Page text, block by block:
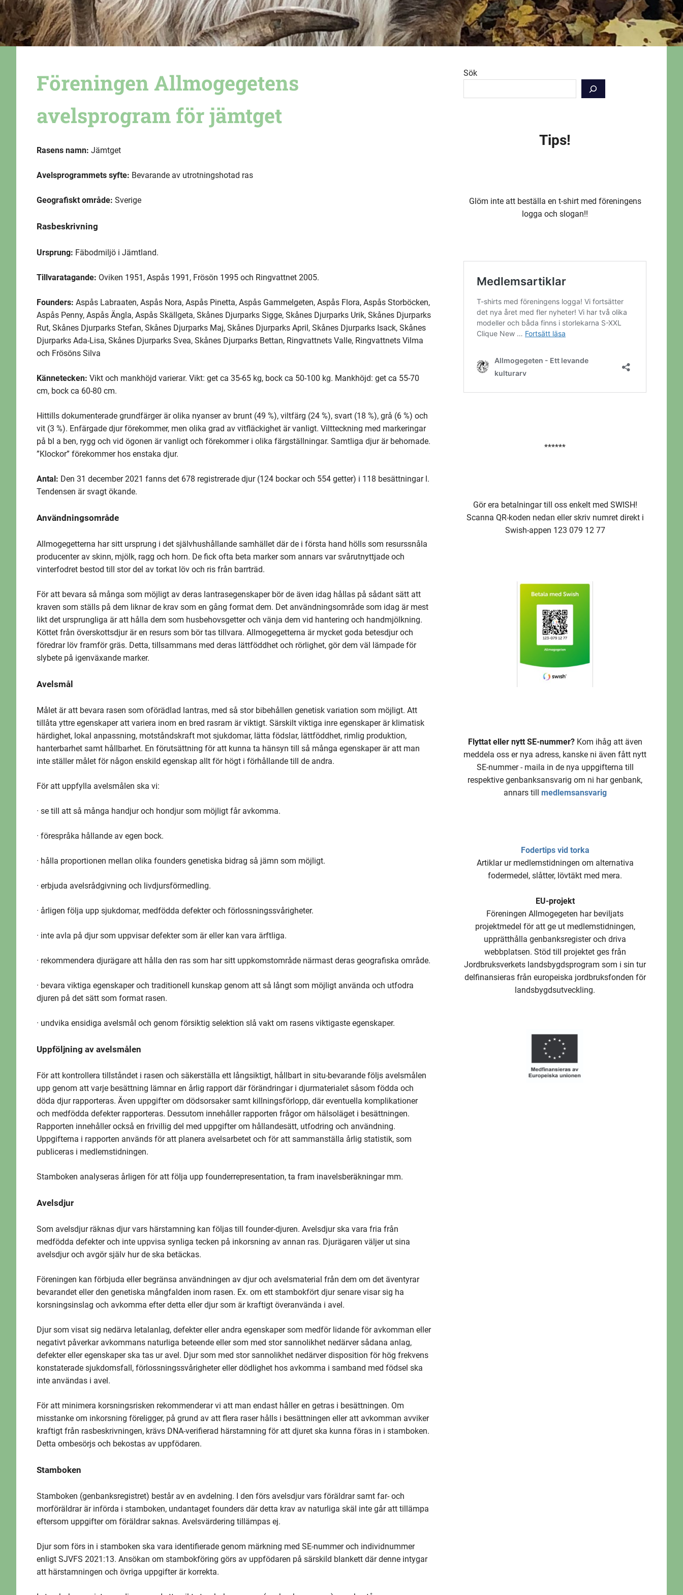
Föreningen Allmogegetens
avelsprogram för jämtget
Rasens namn: Jämtget
Avelsprogrammets syfte: Bevarande av utrotningshotad ras
Geografiskt område: Sverige
Rasbeskrivning
Ursprung: Fäbodmiljö i Jämtland.
Tillvaratagande: Oviken 1951, Aspås 1991, Frösön 1995 och Ringvattnet 2005.
Founders: Aspås Labraaten, Aspås Nora, Aspås Pinetta, Aspås Gammelgeten, Aspås Flora, Aspås Storböcken,
Aspås Penny, Aspås Ängla, Aspås Skällgeta, Skånes Djurparks Sigge, Skånes Djurparks Urik, Skånes Djurparks
Rut, Skånes Djurparks Stefan, Skånes Djurparks Maj, Skånes Djurparks April, Skånes Djurparks Isack, Skånes
Djurparks Ada-Lisa, Skånes Djurparks Svea, Skånes Djurparks Bettan, Ringvattnets Valle, Ringvattnets Vilma
och Frösöns Silva
Kännetecken: Vikt och mankhöjd varierar. Vikt: get ca 35-65 kg, bock ca 50-100 kg. Mankhöjd: get ca 55-70
cm, bock ca 60-80 cm.
Hittills dokumenterade grundfärger är olika nyanser av brunt (49 %), viltfärg (24 %), svart (18 %), grå (6 %) och
vit (3 %). Enfärgade djur förekommer, men olika grad av vitfläckighet är vanligt. Viltteckning med markeringar
på bl a ben, rygg och vid ögonen är vanligt och förekommer i olika färgställningar. Samtliga djur är behornade.
”Klockor” förekommer hos enstaka djur.
Antal: Den 31 december 2021 fanns det 678 registrerade djur (124 bockar och 554 getter) i 118 besättningar l.
Tendensen är svagt ökande.
Användningsområde
Allmogegetterna har sitt ursprung i det självhushållande samhället där de i första hand hölls som resurssnåla
producenter av skinn, mjölk, ragg och horn. De fick ofta beta marker som annars var svårutnyttjade och
vinterfodret bestod till stor del av torkat löv och ris från barrträd.
För att bevara så många som möjligt av deras lantrasegenskaper bör de även idag hållas på sådant sätt att
kraven som ställs på dem liknar de krav som en gång format dem. Det användningsområde som idag är mest
likt det ursprungliga är att hålla dem som husbehovsgetter och vänja dem vid hantering och handmjölkning.
Köttet från överskottsdjur är en resurs som bör tas tillvara. Allmogegetterna är mycket goda betesdjur och
föredrar löv framför gräs. Detta, tillsammans med deras lättföddhet och rörlighet, gör dem väl lämpade för
slybete på igenväxande marker.
Avelsmål
Målet är att bevara rasen som oförädlad lantras, med så stor bibehållen genetisk variation som möjligt. Att
tillåta yttre egenskaper att variera inom en bred rasram är viktigt. Särskilt viktiga inre egenskaper är klimatisk
härdighet, lokal anpassning, motståndskraft mot sjukdomar, lätta födslar, lättföddhet, rimlig produktion,
hanterbarhet samt hållbarhet. En förutsättning för att kunna ta hänsyn till så många egenskaper är att man
inte ställer målet för någon enskild egenskap allt för högt i förhållande till de andra.
För att uppfylla avelsmålen ska vi:
· se till att så många handjur och hondjur som möjligt får avkomma.
· förespråka hållande av egen bock.
· hålla proportionen mellan olika founders genetiska bidrag så jämn som möjligt.
· erbjuda avelsrådgivning och livdjursförmedling.
· årligen följa upp sjukdomar, medfödda defekter och förlossningssvårigheter.
· inte avla på djur som uppvisar defekter som är eller kan vara ärftliga.
· rekommendera djurägare att hålla den ras som har sitt uppkomstområde närmast deras geografiska område.
· bevara viktiga egenskaper och traditionell kunskap genom att så långt som möjligt använda och utfodra
djuren på det sätt som format rasen.
· undvika ensidiga avelsmål och genom försiktig selektion slå vakt om rasens viktigaste egenskaper.
Uppföljning av avelsmålen
För att kontrollera tillståndet i rasen och säkerställa ett långsiktigt, hållbart in situ-bevarande följs avelsmålen
upp genom att varje besättning lämnar en årlig rapport där förändringar i djurmaterialet såsom födda och
döda djur rapporteras. Även uppgifter om dödsorsaker samt killningsförlopp, där eventuella komplikationer
och medfödda defekter rapporteras. Dessutom innehåller rapporten frågor om hälsoläget i besättningen.
Rapporten innehåller också en frivillig del med uppgifter om hållandesätt, utfodring och användning.
Uppgifterna i rapporten används för att planera avelsarbetet och för att sammanställa årlig statistik, som
publiceras i medlemstidningen.
Stamboken analyseras årligen för att följa upp founderrepresentation, ta fram inavelsberäkningar mm.
Avelsdjur
Som avelsdjur räknas djur vars härstamning kan följas till founder-djuren. Avelsdjur ska vara fria från
medfödda defekter och inte uppvisa synliga tecken på inkorsning av annan ras. Djurägaren väljer ut sina
avelsdjur och avgör själv hur de ska betäckas.
Föreningen kan förbjuda eller begränsa användningen av djur och avelsmaterial från dem om det äventyrar
bevarandet eller den genetiska mångfalden inom rasen. Ex. om ett stambokfört djur senare visar sig ha
korsningsinslag och avkomma efter detta eller djur som är kraftigt överanvända i avel.
Djur som visat sig nedärva letalanlag, defekter eller andra egenskaper som medför lidande för avkomman eller
negativt påverkar avkommans naturliga beteende eller som med stor sannolikhet nedärver sådana anlag,
defekter eller egenskaper ska tas ur avel. Djur som med stor sannolikhet nedärver disposition för hög frekvens
konstaterade sjukdomsfall, förlossningssvårigheter eller dödlighet hos avkomma i samband med födsel ska
inte användas i avel.
För att minimera korsningsrisken rekommenderar vi att man endast håller en getras i besättningen. Om
misstanke om inkorsning föreligger, på grund av att flera raser hålls i besättningen eller att avkomman avviker
kraftigt från rasbeskrivningen, krävs DNA-verifierad härstamning för att djuret ska kunna föras in i stamboken.
Detta ombesörjs och bekostas av uppfödaren.
Stamboken
Stamboken (genbanksregistret) består av en avdelning. I den förs avelsdjur vars föräldrar samt far- och
morföräldrar är införda i stamboken, undantaget founders där detta krav av naturliga skäl inte går att tillämpa
eftersom uppgifter om föräldrar saknas. Avelsvärdering tillämpas ej.
Djur som förs in i stamboken ska vara identifierade genom märkning med SE-nummer och individnummer
enligt SJVFS 2021:13. Ansökan om stambokföring görs av uppfödaren på särskild blankett där denne intygar
att härstamningen och övriga uppgifter är korrekta.
Sök
Tips!
Glöm inte att beställa en t-shirt med föreningens
logga och slogan!!
******
Gör era betalningar till oss enkelt med SWISH!
Scanna QR-koden nedan eller skriv numret direkt i
Swish-appen 123 079 12 77
Flyttat eller nytt SE-nummer?Kom ihåg att även
meddela oss er nya adress, kanske ni även fått nytt
SE-nummer - maila in de nya uppgifterna till
respektive genbanksansvarig om ni har genbank,
annars till medlemsansvarig
Fodertips vid torka
Artiklar ur medlemstidningen om alternativa
fodermedel, slåtter, lövtäkt med mera.
EU-projekt
Föreningen Allmogegeten har beviljats
projektmedel för att ge ut medlemstidningen,
upprätthålla genbanksregister och driva
webbplatsen. Stöd till projektet ges från
Jordbruksverkets landsbygdsprogram som i sin tur
delfinansieras från europeiska jordbruksfonden för
landsbygdsutveckling.